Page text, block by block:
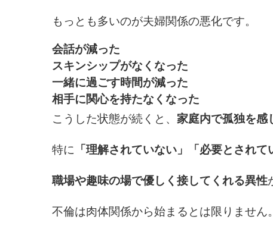
もっとも多いのが夫婦関係の悪化です。
会話が減った
スキンシップがなくなった
一緒に過ごす時間が減った
相手に関心を持たなくなった
こうした状態が続くと、 家庭内で孤独を感
特に 「理解されていない」「必要とされて
職場や趣味の場で優しく接してくれる異性
不倫は肉体関係から始まるとは限りません。